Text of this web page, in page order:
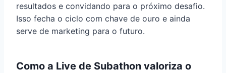
resultados e convidando para o próximo desafio.
Isso fecha o ciclo com chave de ouro e ainda
serve de marketing para o futuro.
Como a Live de Subathon valoriza o